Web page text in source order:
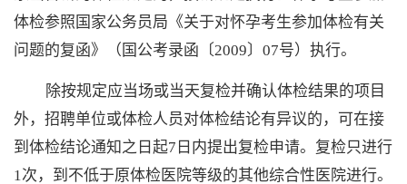
体检参照国家公务员局《关于对怀孕考生参加体检有关
问题的复函》（国公考录函〔2009〕07号）执行。
除按规定应当场或当天复检并确认体检结果的项目
外，招聘单位或体检人员对体检结论有异议的，可在接
到体检结论通知之日起7日内提出复检申请。复检只进行
1次，到不低于原体检医院等级的其他综合性医院进行。